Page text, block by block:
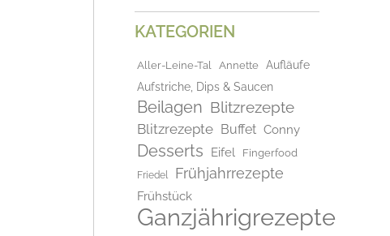
KATEGORIEN
Aller-Leine-Tal Annette
Aufläufe
Aufstriche, Dips & Saucen
Beilagen Blitzrezepte
Blitzrezepte Buffet Conny
Desserts Eifel Fingerfood
Friedel Frühjahrrezepte
Frühstück
Ganzjährigrezepte